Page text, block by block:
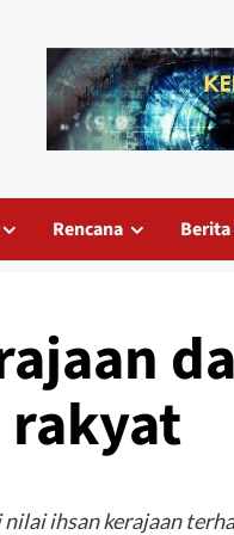
Rencana
ihsan kerajaan